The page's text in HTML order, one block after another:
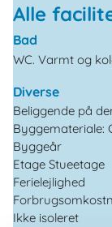
Alle
Bad
WC. Varmt og
Diverse
Beliggende på
Byggemateriale:
Byggeår
Etage Stueetage
Ferielejlighed
Ikke isoleret